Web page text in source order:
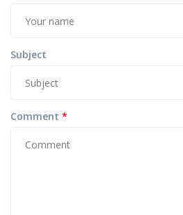
Subject
Comment *